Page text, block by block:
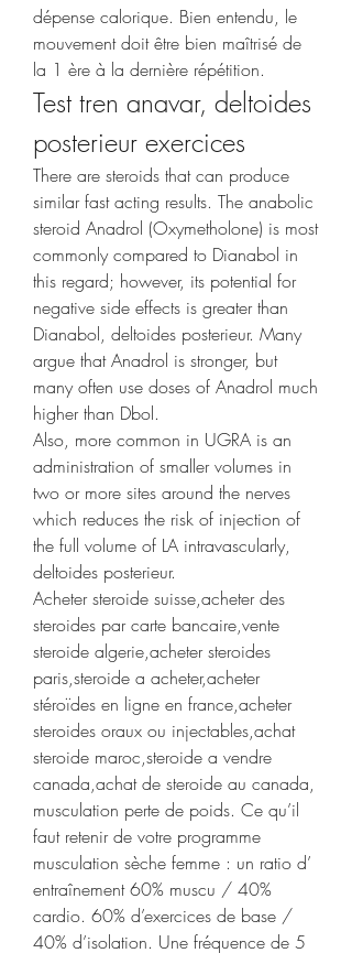
dépense calorique. Bien entendu, le
mouvement doit être bien maîtrisé de
la 1 ère à la dernière répétition.
Test tren anavar, deltoides
posterieur exercices
There are steroids that can produce
similar fast acting results. The anabolic
steroid Anadrol (Oxymetholone) is most
commonly compared to Dianabol in
this regard; however, its potential for
negative side effects is greater than
Dianabol, deltoides posterieur. Many
argue that Anadrol is stronger, but
many often use doses of Anadrol much
higher than Dbol.
Also, more common in UGRA is an
administration of smaller volumes in
two or more sites around the nerves
which reduces the risk of injection of
the full volume of LA intravascularly,
deltoides posterieur.
Acheter steroide suisse,acheter des
steroides par carte bancaire,vente
steroide algerie,acheter steroides
paris,steroide a acheter,acheter
stéroïdes en ligne en france,acheter
steroides oraux ou injectables,achat
steroide maroc,steroide a vendre
canada,achat de steroide au canada,
musculation perte de poids. Ce qu’il
faut retenir de votre programme
musculation sèche femme : un ratio d’
entraînement 60% muscu / 40%
cardio. 60% d’exercices de base /
40% d’isolation. Une fréquence de 5